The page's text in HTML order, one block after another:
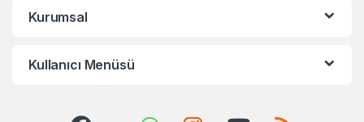
Kurumsal
Kullanıcı Menüsü